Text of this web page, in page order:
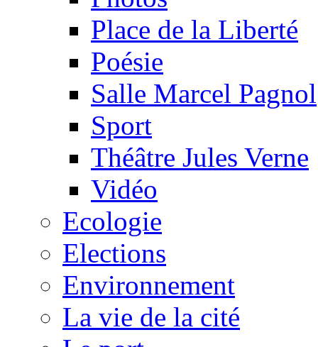
Place de la Liberté
Poésie
Salle Marcel Pagnol
Sport
Théâtre Jules Verne
Vidéo
Ecologie
Elections
Environnement
La vie de la cité